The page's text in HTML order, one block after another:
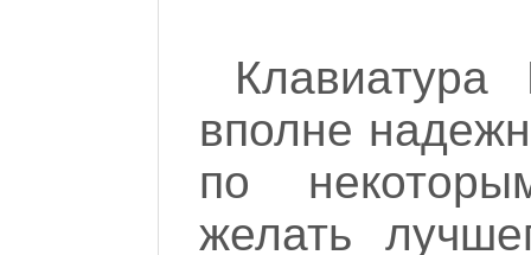
вполне
по
желать